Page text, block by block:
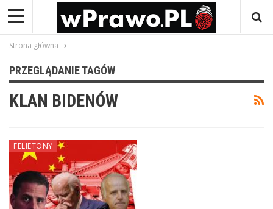
Strona główna
PRZEGLĄDANIE TAGÓW
KLAN BIDENÓW
FELIETONY